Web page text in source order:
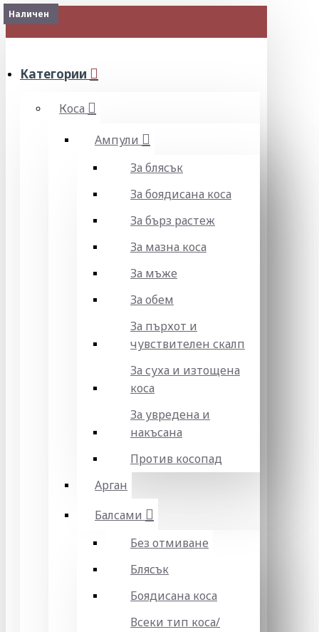
МЕНЮ
Категории
Коса
Ампули
За блясък
За боядисана коса
За бърз растеж
За мазна коса
За мъже
За обем
За пърхот и
чувствителен скалп
За суха и изтощена
коса
За увредена и
накъсана
Против косопад
Арган
Балсами
Без отмиване
Блясък
Боядисана коса
Всеки тип коса/
Изчерпан
Наличен